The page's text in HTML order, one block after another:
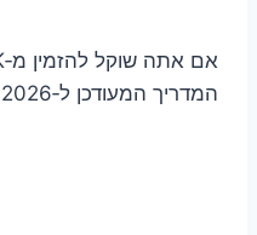
המדריך המעודכן ל‑2026, בלי קלישאות ובלי בזבוז זמן.